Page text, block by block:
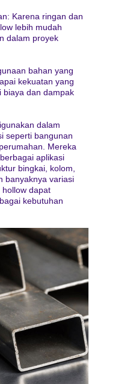
Karena ringan dan
lebih mudah
dalam proyek
bahan yang
kekuatan yang
biaya dan dampak
dalam
seperti bangunan
Mereka
aplikasi
bingkai, kolom,
banyaknya variasi
dapat
kebutuhan